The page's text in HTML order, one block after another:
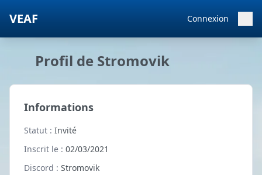
VEAF Connexion
Profil de Stromovik
Informations
Statut : Invité
Inscrit le : 02/03/2021
Discord : Stromovik